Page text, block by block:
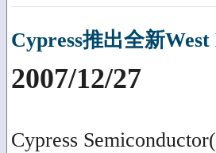
Cypress推出全新
2007/12/27
Cypress